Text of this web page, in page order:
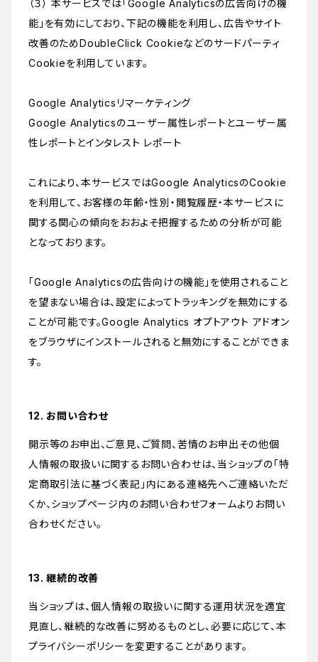
（３） 本サービスでは「Google Analyticsの広告向けの機
能」を有効にしており、下記の機能を利用し、広告やサイト
改善のためDoubleClick Cookieなどのサードパーティ
Cookieを利用しています。
Google Analyticsリマーケティング
Google Analyticsのユーザー属性レポートとユーザー属
性レポートとインタレスト レポート
これにより、本サービスではGoogle AnalyticsのCookie
を利用して、お客様の年齢・性別・閲覧履歴・本サービスに
関する関心の傾向をおおよそ把握するための分析が可能
となっております。
「Google Analyticsの広告向けの機能」を使用されること
を望まない場合は、設定によってトラッキングを無効にする
ことが可能です。Google Analytics オプトアウト アドオン
をブラウザにインストールされると無効にすることができま
す。
12. お問い合わせ
開示等のお申出、ご意見、ご質問、苦情のお申出その他個
人情報の取扱いに関するお問い合わせは、当ショップの「特
定商取引法に基づく表記」内にある連絡先へご連絡いただ
くか、ショップページ内のお問い合わせフォームよりお問い
合わせください。
13. 継続的改善
当ショップは、個人情報の取扱いに関する運用状況を適宜
見直し、継続的な改善に努めるものとし、必要に応じて、本
プライバシーポリシーを変更することがあります。